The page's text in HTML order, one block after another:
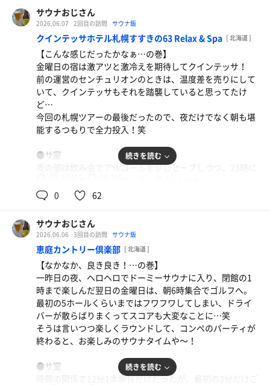
かなぁ…笑
人がいないと室温も上がるのか、91℃まで上がっていて、
かなり良いコンディションだった。
●水風呂
いつもより冷えてます！と言わんばかりの冷えっぷりで、
体感13℃のセッティング。サ室からシャワーを浴びて入る
だけじゃなくて、温泉も熱めなので、温泉上がりにも入る
と気持ち良いのだ。知らんけど。
●外気浴
サ室にはあまり人はいないが、露天風呂には家族連れを含
めてそこそこ人がいた。外からは、よさこいの騒がしい声
12分1分10分✕3セット
サウナおじさん
2026.06.07 2回目の訪問 サウナ飯
クインテッサホテル札幌すすきの63 Relax & Spa [ 北海道 ]
【こんな感じだったかなぁ…の巻】
金曜日の宿は激アツと激冷えを期待してクインテッサ！
前の運営のセンチュリオンのときは、温度差を売りにして
いて、クインテッサもそれを踏襲していると思ってたけ
ど…
今回の札幌ツアーの最後だったので、夜だけでなく朝も堪
能するつもりで全力投入！笑
●サ室
夜の部は飲み会でアルコールを少しセーブしつつ、23時に
サ室は104℃まで上がっていて期待通り。ちょうどオート
朝の部は8時過ぎだったからか、こちらもあまり混んでな
くて最大2名で、ほとんど貸し切りで102℃を堪能！
●水風呂
センチュリオン時代は氷まで投入して、シングルを維持し
ていたことを覚えている。クインテッサに変わっても、
12〜13℃くらいだったと思っていたが、まさかの16.3℃！
回によっては17.5℃表示まで上昇していたが、思わず昔を
懐かしんでしまった…😇
●内気浴
ここは露天風呂もないので内気浴となるが、天国へと続く
非常階段下に2脚と水風呂横の1脚の計3脚。そのうち1脚の
続きを読む
0 62
サウナおじさん
2026.06.06 3回目の訪問 サウナ飯
恵庭カントリー倶楽部 [ 北海道 ]
【なかなか、良き良き！…の巻】
一昨日の夜、ヘロヘロでドーミーサウナに入り、閉館の1
時まで楽しんだ翌日の金曜日は、朝6時集合でゴルフへ。
最初の5ホールくらいまではフワフワしてしまい、ドライ
バーが散らばりまくってスコアも大変なことに…笑
そうは言いつつ楽しくラウンドして、コンペのパーティが
終わると、お楽しみのサウナタイムや〜！
●サ室
時間の関係で12分1本勝負だけだったが、最初の3分だけご
続きを読む